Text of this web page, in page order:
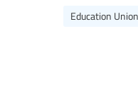
Education